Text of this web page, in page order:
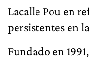
Lacalle Pou en
persistentes en
Fundado en